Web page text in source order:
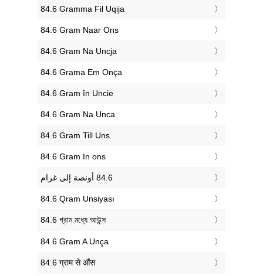
‎84.6 Gramma Fil Uqija
‎84.6 Gram Naar Ons
‎84.6 Gram Na Uncja
‎84.6 Grama Em Onça
‎84.6 Gram în Uncie
‎84.6 Gram Na Unca
‎84.6 Gram Till Uns
‎84.6 Gram In ons
‎84.6 Qram Unsiyası
‎84.6 গ্রাম মধ্যে আউন্স
‎84.6 Gram A Unça
‎84.6 ग्राम से औंस